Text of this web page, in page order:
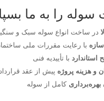
را به ما
در ساخت انواع سوله سبک و
با رعایت مقررات ملی
استاندارد با تأییدیه فنی
و هزینه پروژه پیش از عقد قرارداد
بهره‌برداری کامل از سوله